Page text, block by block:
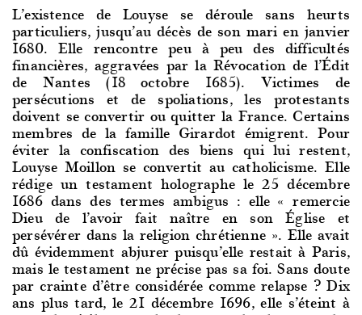
L’existence de Louyse se déroule sans heurts
particuliers, jusqu’au décès de son mari en janvier
1680. Elle rencontre peu à peu des difficultés
financières, aggravées par la Révocation de l’Édit
de Nantes (18 octobre 1685). Victimes de
persécutions et de spoliations, les protestants
doivent se convertir ou quitter la France. Certains
membres de la famille Girardot émigrent. Pour
éviter la confiscation des biens qui lui restent,
Louyse Moillon se convertit au catholicisme. Elle
rédige un testament holographe le 25 décembre
1686 dans des termes ambigus : elle « remercie
Dieu de l’avoir fait naître en son Église et
persévérer dans la religion chrétienne ». Elle avait
dû évidemment abjurer puisqu’elle restait à Paris,
mais le testament ne précise pas sa foi. Sans doute
par crainte d’être considérée comme relapse ? Dix
ans plus tard, le 21 décembre 1696, elle s’éteint à